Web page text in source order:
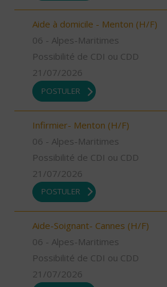
Aide à domicile - Menton (H/F)
06 - Alpes-Maritimes
Possibilité de CDI ou CDD
21/07/2026
POSTULER
Infirmier- Menton (H/F)
06 - Alpes-Maritimes
Possibilité de CDI ou CDD
21/07/2026
POSTULER
Aide-Soignant- Cannes (H/F)
06 - Alpes-Maritimes
Possibilité de CDI ou CDD
21/07/2026